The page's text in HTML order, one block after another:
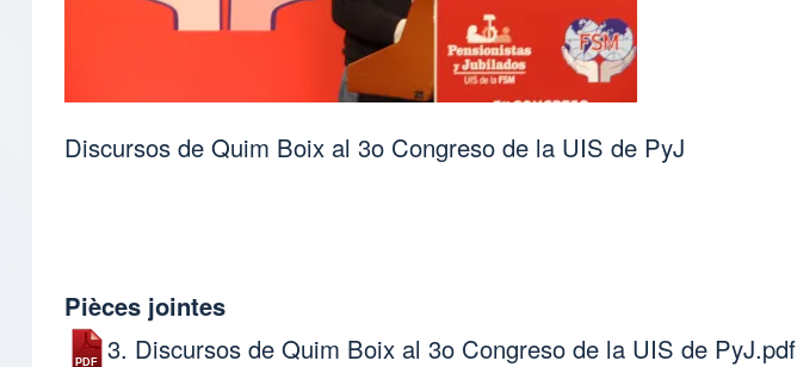
Discursos de Quim Boix al 3ο Congreso de la UIS de PyJ
Pièces jointes
3. Discursos de Quim Boix al 3ο Congreso de la UIS de PyJ.pdf